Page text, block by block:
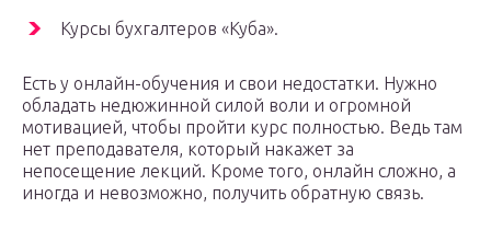
Курсы бухгалтеров «Куба».
Есть у онлайн-обучения и свои недостатки. Нужно
обладать недюжинной силой воли и огромной
мотивацией, чтобы пройти курс полностью. Ведь там
нет преподавателя, который накажет за
непосещение лекций. Кроме того, онлайн сложно, а
иногда и невозможно, получить обратную связь.